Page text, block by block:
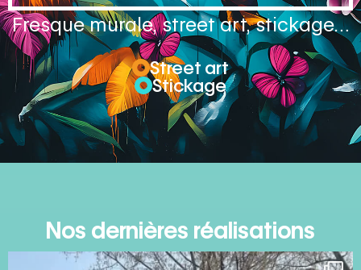
Fresque murale, street art, stickage…
Street art
Stickage
Nos dernières réalisations